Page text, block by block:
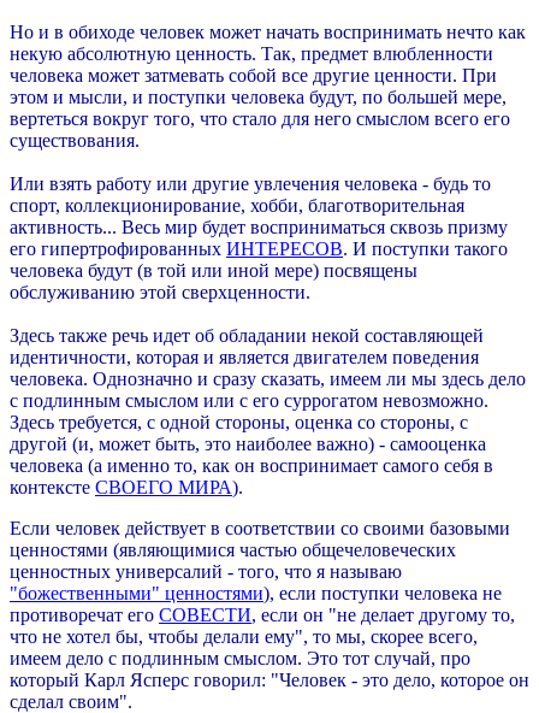
Но и в обиходе человек может начать воспринимать нечто как
некую абсолютную ценность. Так, предмет влюбленности
человека может затмевать собой все другие ценности. При
этом и мысли, и поступки человека будут, по большей мере,
вертеться вокруг того, что стало для него смыслом всего его
существования.
Или взять работу или другие увлечения человека - будь то
спорт, коллекционирование, хобби, благотворительная
активность... Весь мир будет восприниматься сквозь призму
его гипертрофированных ИНТЕРЕСОВ. И поступки такого
человека будут (в той или иной мере) посвящены
обслуживанию этой сверхценности.
Здесь также речь идет об обладании некой составляющей
идентичности, которая и является двигателем поведения
человека. Однозначно и сразу сказать, имеем ли мы здесь дело
с подлинным смыслом или с его суррогатом невозможно.
Здесь требуется, с одной стороны, оценка со стороны, с
другой (и, может быть, это наиболее важно) - самооценка
человека (а именно то, как он воспринимает самого себя в
контексте СВОЕГО МИРА).
Если человек действует в соответствии со своими базовыми
ценностями (являющимися частью общечеловеческих
ценностных универсалий - того, что я называю
"божественными" ценностями), если поступки человека не
противоречат его СОВЕСТИ, если он "не делает другому то,
что не хотел бы, чтобы делали ему", то мы, скорее всего,
имеем дело с подлинным смыслом. Это тот случай, про
который Карл Ясперс говорил: "Человек - это дело, которое он
сделал своим".